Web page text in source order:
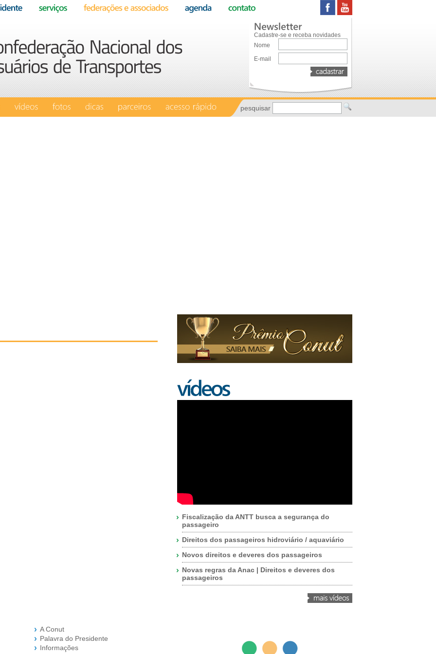
Cadastre-se e receba novidades
Nome
E-mail
pesquisar
Fiscalização da ANTT busca a segurança do
passageiro
Direitos dos passageiros hidroviário / aquaviário
Novos direitos e deveres dos passageiros
Novas regras da Anac | Direitos e deveres dos
passageiros
A Conut
Palavra do Presidente
Informações